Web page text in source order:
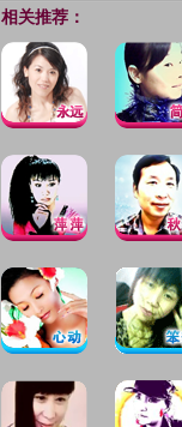
相关推荐：